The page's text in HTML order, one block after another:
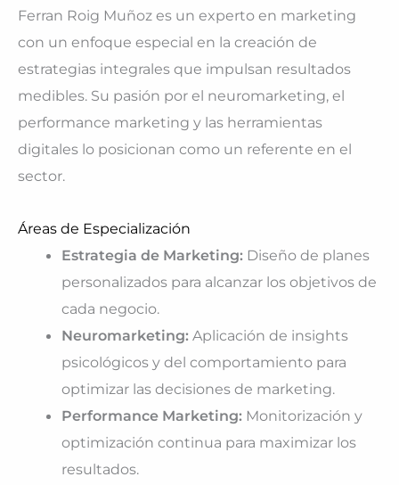
Ferran Roig Muñoz es un experto en marketing
con un enfoque especial en la creación de
estrategias integrales que impulsan resultados
medibles. Su pasión por el neuromarketing, el
performance marketing y las herramientas
digitales lo posicionan como un referente en el
sector.
Áreas de Especialización
Estrategia de Marketing: Diseño de planes
personalizados para alcanzar los objetivos de
cada negocio.
Neuromarketing: Aplicación de insights
psicológicos y del comportamiento para
optimizar las decisiones de marketing.
Performance Marketing: Monitorización y
optimización continua para maximizar los
resultados.